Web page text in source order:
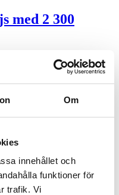
Om
innehållet och
funktioner för
trafik. Vi
med 2 300
–
på
år i tjänst – nu